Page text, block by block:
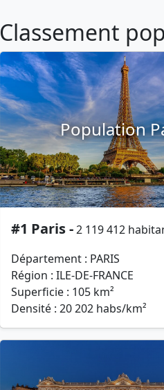
Classement
Population
#1 Paris -2 119 412
Département : PARIS
Région : ILE-DE-FRANCE
Superficie : 105 km²
Densité : 20 202 habs/km²